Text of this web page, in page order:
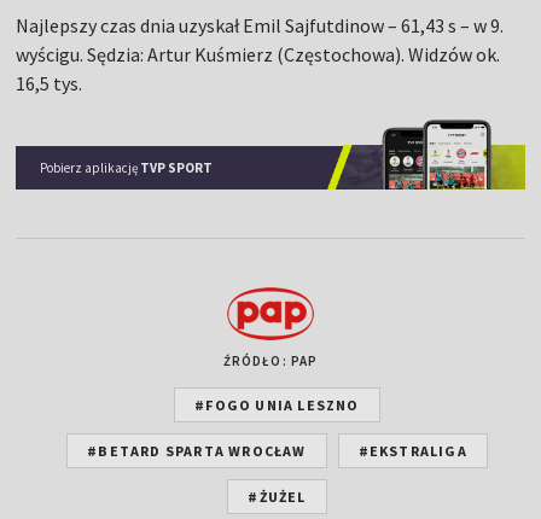
Najlepszy czas dnia uzyskał Emil Sajfutdinow – 61,43 s – w 9.
wyścigu. Sędzia: Artur Kuśmierz (Częstochowa). Widzów ok.
16,5 tys.
Pobierz aplikację TVP SPORT
ŹRÓDŁO: PAP
#FOGO UNIA LESZNO
#BETARD SPARTA WROCŁAW #EKSTRALIGA
#ŻUŻEL